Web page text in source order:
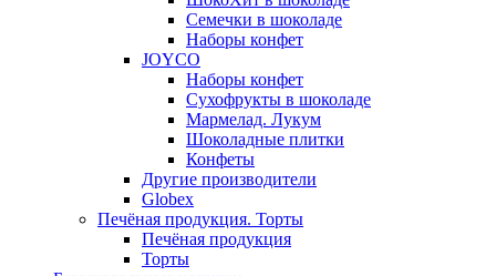
Семечки в шоколаде
Наборы конфет
JOYCO
Наборы конфет
Сухофрукты в шоколаде
Мармелад. Лукум
Шоколадные плитки
Конфеты
Другие производители
Globex
Печёная продукция. Торты
Печёная продукция
Торты